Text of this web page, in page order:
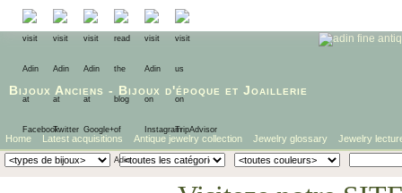
Bijoux Anciens - Bijoux d'époque et Joaillerie
Home Latest acquisitions Antique jewelry collection Jewelry glossary Jewelry